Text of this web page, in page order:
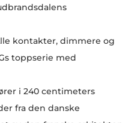
kontakter, dimmere og
toppserie med
i 240 centimeters
fra den danske